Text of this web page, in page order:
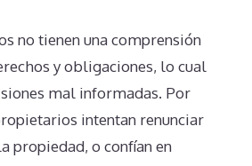
no tienen una comprensión
y obligaciones, lo cual
mal informadas. Por
intentan renunciar
propiedad, o confían en